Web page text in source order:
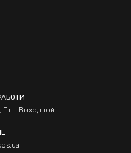
Пт - Выходной